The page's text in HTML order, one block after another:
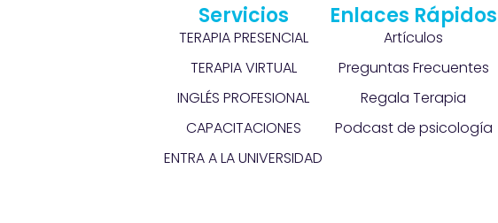
Servicios
TERAPIA PRESENCIAL
TERAPIA VIRTUAL
INGLÉS PROFESIONAL
CAPACITACIONES
ENTRA A LA UNIVERSIDAD
Enlaces Rápidos
Artículos
Preguntas Frecuentes
Regala Terapia
Podcast de psicología